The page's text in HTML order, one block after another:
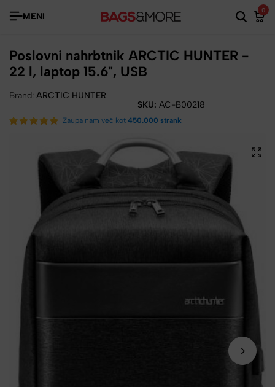
MENI
0
Poslovni nahrbtnik ARCTIC HUNTER -
22 l, laptop 15.6", USB
Brand: ARCTIC HUNTER
SKU: AC-B00218
Zaupa nam več kot 450.000 strank